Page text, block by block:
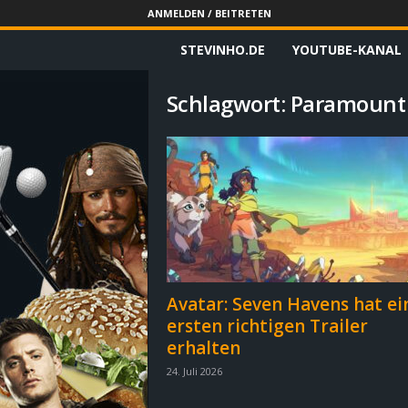
ANMELDEN / BEITRETEN
v
i
n
o
.
STEVINHO.DE YOUTUBE-KANAL
Schlagwort: Paramount
Avatar: Seven Havens hat
ersten richtigen Trailer
erhalten
24. Juli 2026